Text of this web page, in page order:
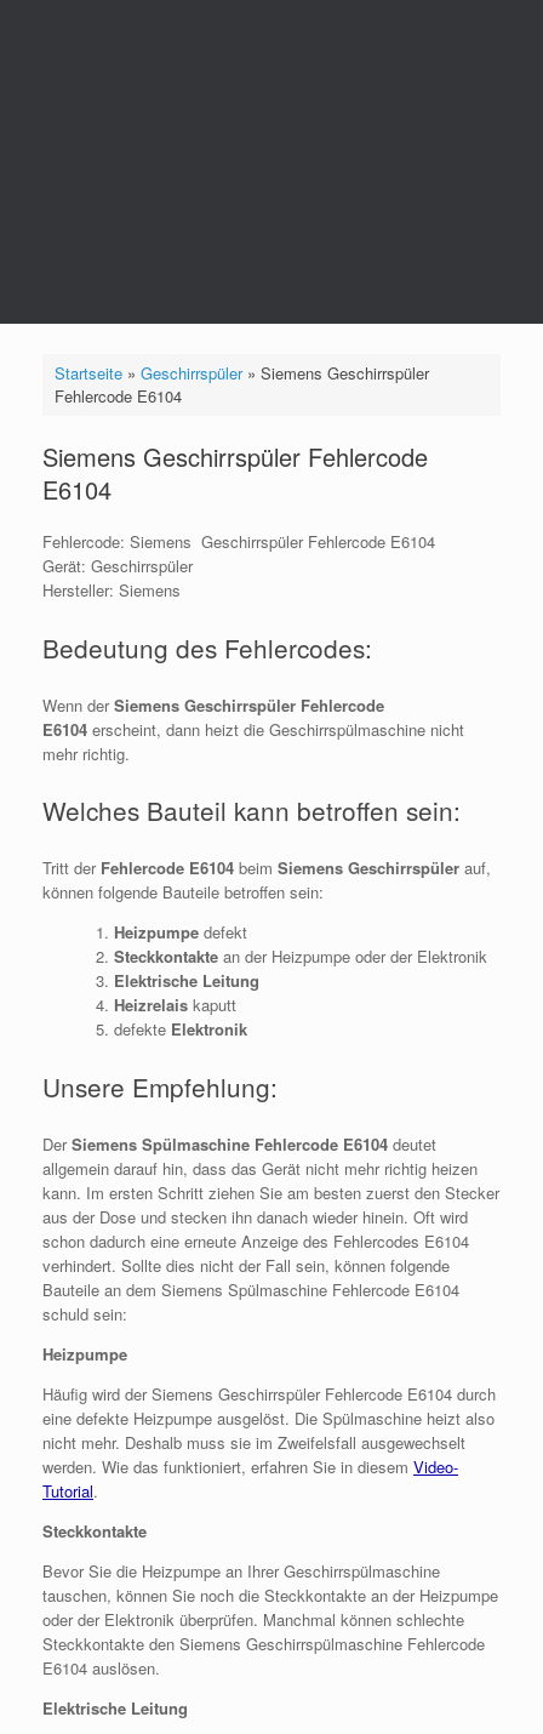
Startseite» Geschirrspüler» Siemens Geschirrspüler
Fehlercode E6104
Siemens Geschirrspüler Fehlercode
E6104
Fehlercode: Siemens Geschirrspüler Fehlercode E6104
Gerät: Geschirrspüler
Hersteller: Siemens
Bedeutung des Fehlercodes:
Wenn derSiemens Geschirrspüler Fehlercode
E6104 erscheint, dann heizt die Geschirrspülmaschine nicht
mehr richtig.
Welches Bauteil kann betroffen sein:
Tritt der Fehlercode E6104 beim Siemens Geschirrspüler auf,
können folgende Bauteile betroffen sein:
Heizpumpe defekt
Steckkontakte an der Heizpumpe oder der Elektronik
Elektrische Leitung
Heizrelais kaputt
defekte Elektronik
Unsere Empfehlung:
DerSiemens Spülmaschine Fehlercode E6104 deutet
allgemein darauf hin, dass das Gerät nicht mehr richtig heizen
kann. Im ersten Schritt ziehen Sie am besten zuerst den Stecker
aus der Dose und stecken ihn danach wieder hinein. Oft wird
schon dadurch eine erneute Anzeige des Fehlercodes E6104
verhindert. Sollte dies nicht der Fall sein, können folgende
Bauteile an dem Siemens Spülmaschine Fehlercode E6104
schuld sein:
Heizpumpe
Häufig wird der Siemens Geschirrspüler Fehlercode E6104 durch
eine defekte Heizpumpe ausgelöst. Die Spülmaschine heizt also
nicht mehr. Deshalb muss sie im Zweifelsfall ausgewechselt
werden. Wie das funktioniert, erfahren Sie in diesem Video-
Tutorial.
Steckkontakte
Bevor Sie die Heizpumpe an Ihrer Geschirrspülmaschine
tauschen, können Sie noch die Steckkontakte an der Heizpumpe
oder der Elektronik überprüfen. Manchmal können schlechte
Steckkontakte den Siemens Geschirrspülmaschine Fehlercode
E6104 auslösen.
Elektrische Leitung